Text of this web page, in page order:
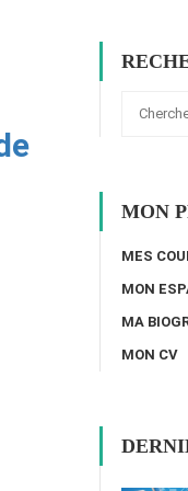
MON
MES
MON
MA
MON CV